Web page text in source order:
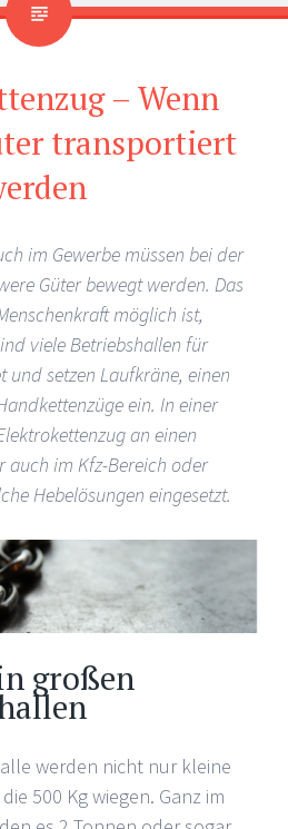
– Wenn
transportiert
im Gewerbe müssen bei der
Güter bewegt werden. Das
möglich ist,
viele Betriebshallen für
und setzen Laufkräne, einen
ein. In einer
an einen
auch im Kfz-Bereich oder
Hebelösungen eingesetzt.
großen
werden nicht nur kleine
500 Kg wiegen. Ganz im